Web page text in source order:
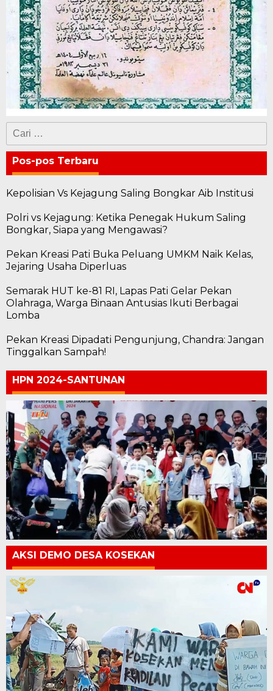
Cari
untuk:
Pos-pos Terbaru
Kepolisian Vs Kejagung Saling Bongkar Aib Institusi
Polri vs Kejagung: Ketika Penegak Hukum Saling
Bongkar, Siapa yang Mengawasi?
Pekan Kreasi Pati Buka Peluang UMKM Naik Kelas,
Jejaring Usaha Diperluas
Semarak HUT ke-81 RI, Lapas Pati Gelar Pekan
Olahraga, Warga Binaan Antusias Ikuti Berbagai
Lomba
Pekan Kreasi Dipadati Pengunjung, Chandra: Jangan
Tinggalkan Sampah!
HPN 2024-SANTUNAN
AKSI DEMO DESA KOSEKAN